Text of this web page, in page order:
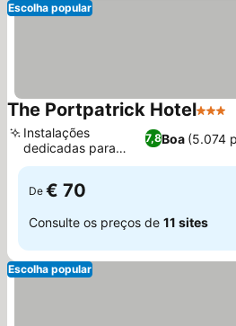
Escolha popular
The Portpatrick Hotel3
7,8Boa (5.074
Instalações
dedicadas para
cães
De € 70
Consulte os preços de 11 sites
Escolha popular